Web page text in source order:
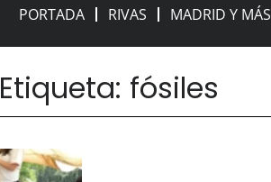
PORTADA RIVAS MADRID Y MÁS
Etiqueta: fósiles